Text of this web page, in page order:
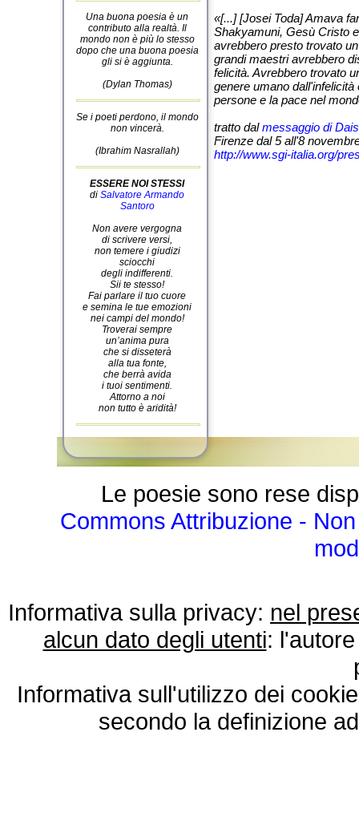
Una buona poesia è un
contributo alla realtà. Il
mondo non è più lo stesso
dopo che una buona poesia
gli si è aggiunta.
(Dylan Thomas)
Se i poeti perdono, il mondo
non vincerà.
(Ibrahim Nasrallah)
ESSERE NOI STESSI
di Salvatore Armando
Santoro
Non avere vergogna
di scrivere versi,
non temere i giudizi
sciocchi
degli indifferenti.
Sii te stesso!
Fai parlare il tuo cuore
e semina le tue emozioni
nei campi del mondo!
Troverai sempre
un’anima pura
che si disseterà
alla tua fonte,
che berrà avida
i tuoi sentimenti.
Attorno a noi
non tutto è aridità!
«[...] [Josei Toda] Amava
Shakyamuni, Gesù Cristo
avrebbero presto trovato
grandi maestri avrebbero
felicità. Avrebbero trovato
genere umano
persone e la pace nel
tratto dalmessaggio di
Firenze dal 5 all'8
http://www.sgi-italia.org/
Le poesie sono rese
Commons Attribuzione -
Informativa sulla privacy: nel
alcun dato degli utenti:
Informativa sull'utilizzo dei
secondo la definizione